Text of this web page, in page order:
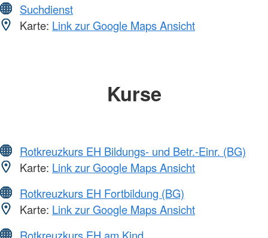
Suchdienst
Karte: Link zur Google Maps Ansicht
Kurse
Rotkreuzkurs EH Bildungs- und Betr.-Einr. (BG)
Karte: Link zur Google Maps Ansicht
Rotkreuzkurs EH Fortbildung (BG)
Karte: Link zur Google Maps Ansicht